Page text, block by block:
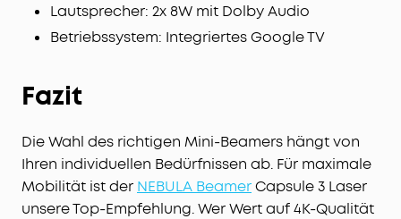
Lautsprecher: 2x 8W mit Dolby Audio
Betriebssystem: Integriertes Google TV
Fazit
Die Wahl des richtigen Mini-Beamers hängt von
Ihren individuellen Bedürfnissen ab. Für maximale
Mobilität ist der NEBULA BeamerCapsule 3 Laser
unsere Top-Empfehlung. Wer Wert auf 4K-Qualität